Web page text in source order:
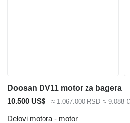
Doosan DV11 motor za bagera
10.500 US$
≈ 1.067.000 RSD ≈ 9.088 €
Delovi motora - motor